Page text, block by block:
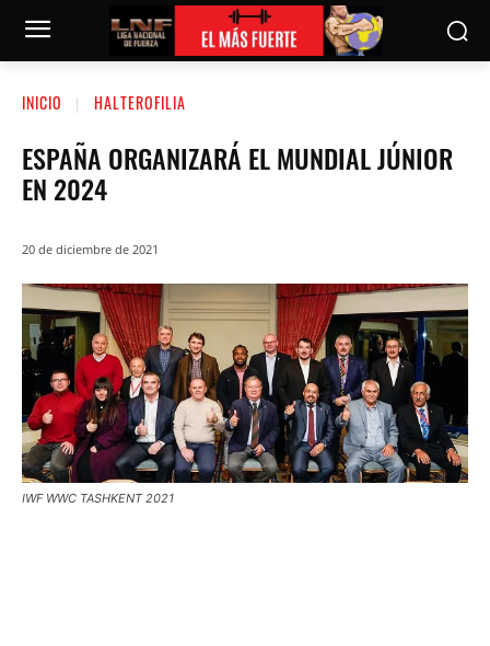
INICIO HALTEROFILIA
ESPAÑA ORGANIZARÁ EL MUNDIAL JÚNIOR
EN 2024
20 de diciembre de 2021
IWF WWC TASHKENT 2021